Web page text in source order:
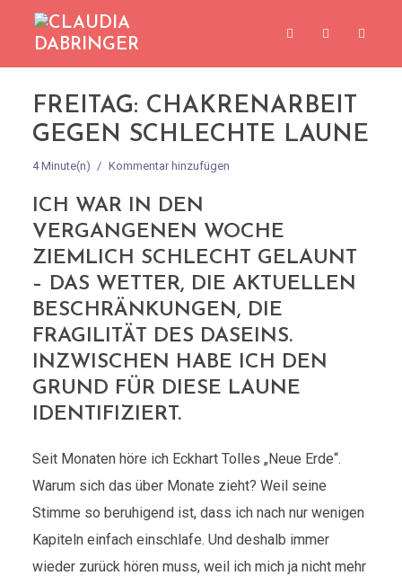
FREITAG: CHAKRENARBEIT
GEGEN SCHLECHTE LAUNE
4 Minute(n) Kommentar hinzufügen
ICH WAR IN DEN
VERGANGENEN WOCHE
ZIEMLICH SCHLECHT GELAUNT
– DAS WETTER, DIE AKTUELLEN
BESCHRÄNKUNGEN, DIE
FRAGILITÄT DES DASEINS.
INZWISCHEN HABE ICH DEN
GRUND FÜR DIESE LAUNE
IDENTIFIZIERT.
Seit Monaten höre ich Eckhart Tolles „Neue Erde“.
Warum sich das über Monate zieht? Weil seine
Stimme so beruhigend ist, dass ich nach nur wenigen
Kapiteln einfach einschlafe. Und deshalb immer
wieder zurück hören muss, weil ich mich ja nicht mehr